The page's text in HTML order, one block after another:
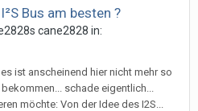
Bus am besten ?
s cane2828 in:
ist anscheinend hier nicht mehr so
schade eigentlich...
möchte: Von der Idee des I2S...